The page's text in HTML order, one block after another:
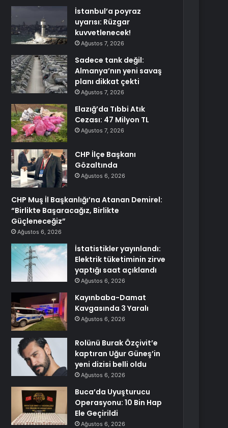
İstanbul’a poyraz
uyarısı: Rüzgar
kuvvetlenecek!
Ağustos 7, 2026
Sadece tank değil:
Almanya’nın yeni savaş
planı dikkat çekti
Ağustos 7, 2026
Elazığ’da Tıbbi Atık
Cezası: 47 Milyon TL
Ağustos 7, 2026
CHP İlçe Başkanı
Gözaltında
Ağustos 6, 2026
CHP Muş İl Başkanlığı’na Atanan Demirel:
“Birlikte Başaracağız, Birlikte
Güçleneceğiz”
Ağustos 6, 2026
İstatistikler yayınlandı:
Elektrik tüketiminin zirve
yaptığı saat açıklandı
Ağustos 6, 2026
Kayınbaba-Damat
Kavgasında 3 Yaralı
Ağustos 6, 2026
Rolünü Burak Özçivit’e
kaptıran Uğur Güneş’in
yeni dizisi belli oldu
Ağustos 6, 2026
Buca’da Uyuşturucu
Operasyonu: 10 Bin Hap
Ele Geçirildi
Ağustos 6, 2026